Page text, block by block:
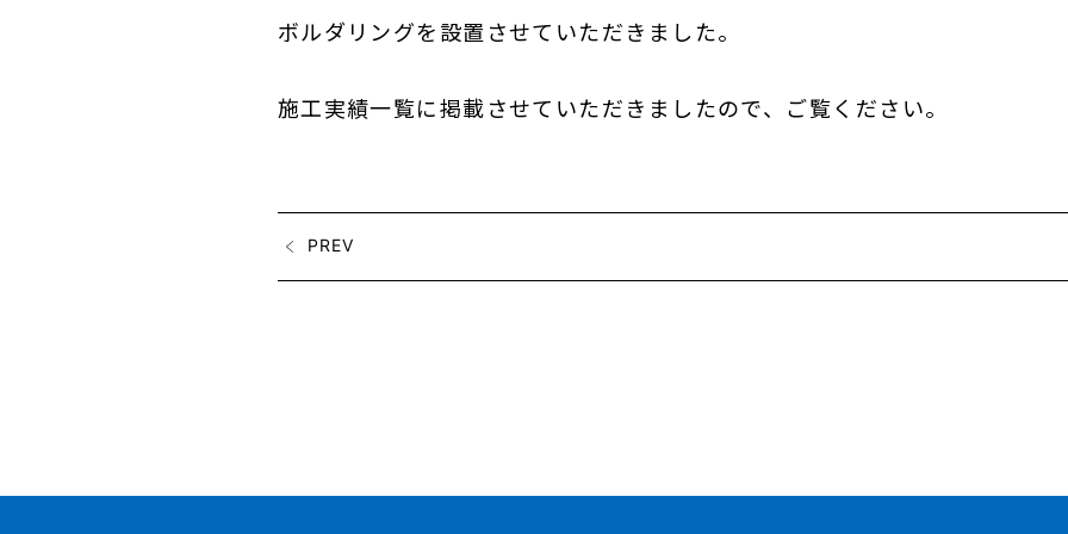
ボルダリングを設置させていただきました。
施工実績一覧に掲載させていただきましたので、ご覧ください。
PREV